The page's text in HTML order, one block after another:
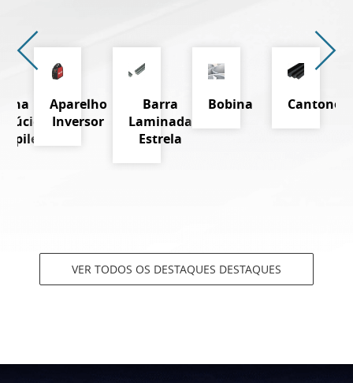
Aparelho
Inversor
Barra
Laminada
Estrela
Bobina
VER TODOS OS DESTAQUES DESTAQUES